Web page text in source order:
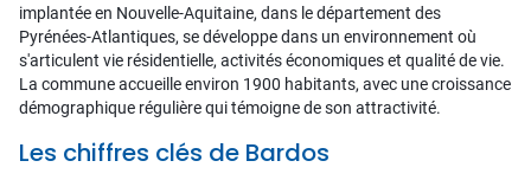
implantée en Nouvelle-Aquitaine, dans le département des
Pyrénées-Atlantiques, se développe dans un environnement où
s'articulent vie résidentielle, activités économiques et qualité de vie.
La commune accueille environ 1900 habitants, avec une croissance
démographique régulière qui témoigne de son attractivité.
Les chiffres clés de Bardos